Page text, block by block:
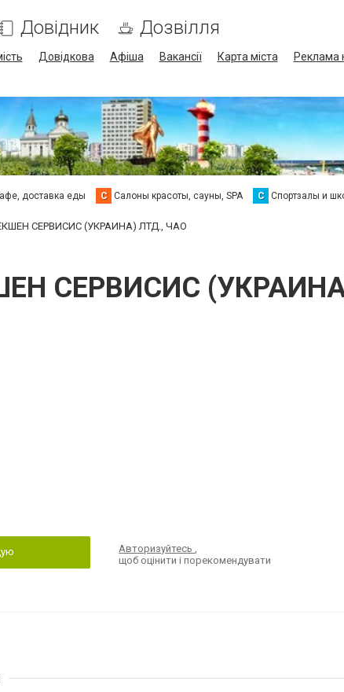
Довідник Дозвілля
Довідкова Афіша Вакансії Карта міста
Реклама
доставка еды С Салоны красоты, сауны, SPA С Спортзалы и
СЕРВИСИС (УКРАИНА) ЛТД., ЧАО
СЕРВИСИС
Авторизуйтесь,
щоб оцінити і порекомендувати